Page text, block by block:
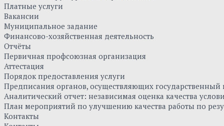
Платные услуги
Вакансии
Муниципальное задание
Финансово-хозяйственная деятельность
Отчёты
Первичная профсоюзная организация
Аттестация
Порядок предоставления услуги
Предписания органов, осуществляющих
Аналитический отчет: независимая оценка качества
План мероприятий по улучшению качества работы по
Контакты